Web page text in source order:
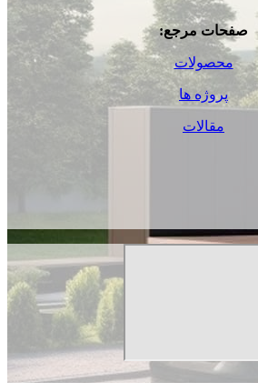
صفحات مرجع:
محصولات
پروژه ها
مقالات